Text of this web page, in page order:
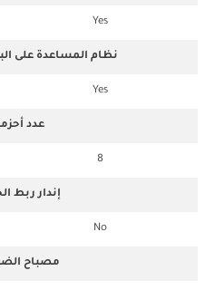
Yes
نظام المساعدة على
Yes
عدد
8
إندار ربط
No
مصباح